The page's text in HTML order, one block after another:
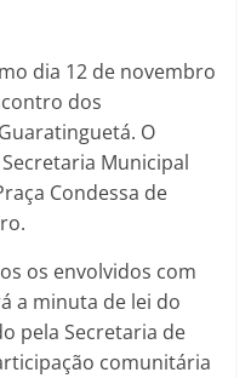
dia 12 de novembro
dos
O
Municipal
Condessa de
os envolvidos com
a minuta de lei do
pela Secretaria de
comunitária